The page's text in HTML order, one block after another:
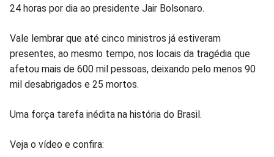
24 horas por dia ao presidente Jair Bolsonaro.
Vale lembrar que até cinco ministros já estiveram
presentes, ao mesmo tempo, nos locais da tragédia que
afetou mais de 600 mil pessoas, deixando pelo menos 90
mil desabrigados e 25 mortos.
Uma força tarefa inédita na história do Brasil.
Veja o vídeo e confira: